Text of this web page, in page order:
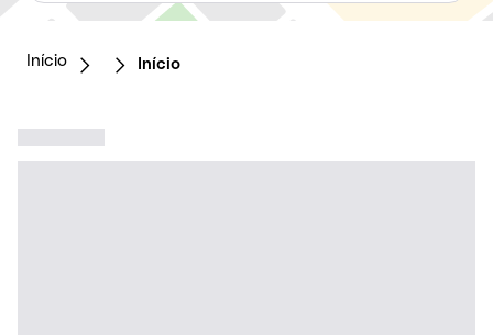
Início Início